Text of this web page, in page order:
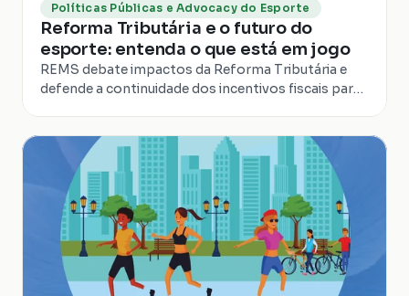
Políticas Públicas e Advocacy do Esporte
Reforma Tributária e o futuro do
esporte: entenda o que está em jogo
REMS debate impactos da Reforma Tributária e
defende a continuidade dos incentivos fiscais para